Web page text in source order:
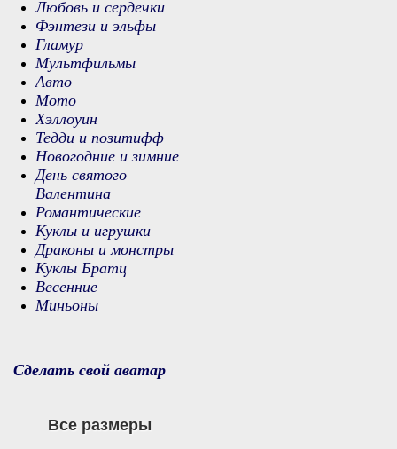
Любовь и сердечки
Фэнтези и эльфы
Гламур
Мультфильмы
Авто
Мото
Хэллоуин
Тедди и позитифф
Новогодние и зимние
День святого
Валентина
Романтические
Куклы и игрушки
Драконы и монстры
Куклы Братц
Весенние
Миньоны
Сделать свой аватар
Все размеры